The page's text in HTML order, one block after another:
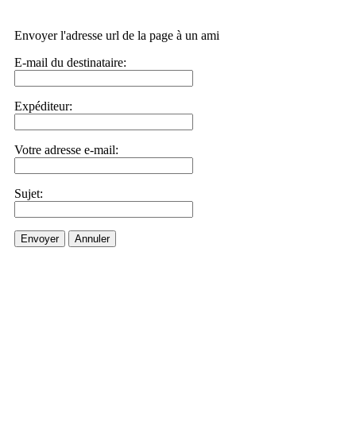
Envoyer l'adresse url de la page à un ami
E-mail du destinataire:
Expéditeur:
Votre adresse e-mail:
Sujet:
Envoyer Annuler